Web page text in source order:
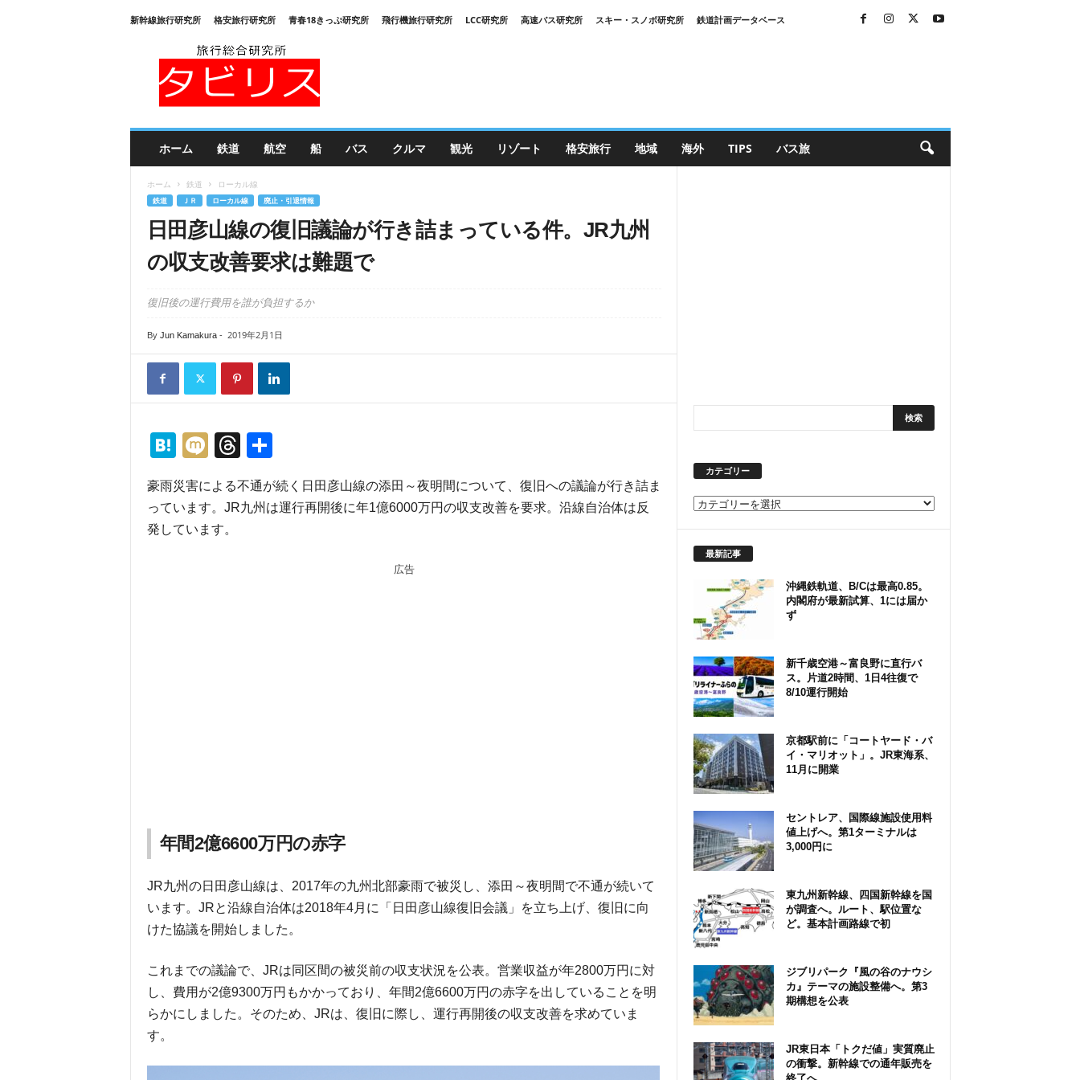
新幹線旅行研究所 格安旅行研究所 青春18きっぷ研究所 飛行機旅行研究所 LCC研究所 高速バス研究所 スキー・スノボ研究所
鉄道計画データベース
ホーム 鉄道 航空 船 バス クルマ 観光 リゾート 格安旅行 地域 海外 TIPS バス旅
ホーム 鉄道 ローカル線
鉄道 ＪＲ ローカル線 廃止・引退情報
日田彦山線の復旧議論が行き詰まっている件。JR九州
の収支改善要求は難題で
復旧後の運行費用を誰が負担するか
By Jun Kamakura- 2019年2月1日
H
e
n
M
T
e
a
豪雨災害による不通が続く日田彦山線の添田～夜明間について、復旧への議論が行き詰ま
っています。JR九州は運行再開後に年1億6000万円の収支改善を要求。沿線自治体は反
発しています。
広告
年間2億6600万円の赤字
JR九州の日田彦山線は、2017年の九州北部豪雨で被災し、添田～夜明間で不通が続いて
います。JRと沿線自治体は2018年4月に「日田彦山線復旧会議」を立ち上げ、復旧に向
けた協議を開始しました。
これまでの議論で、JRは同区間の被災前の収支状況を公表。営業収益が年2800万円に対
し、費用が2億9300万円もかかっており、年間2億6600万円の赤字を出していることを明
らかにしました。そのため、JRは、復旧に際し、運行再開後の収支改善を求めていま
す。
カテゴリー
カ
最新記事
沖縄鉄軌道、B/Cは最高0.85。
内閣府が最新試算、1には届か
ず
新千歳空港～富良野に直行バ
ス。片道2時間、1日4往復で
8/10運行開始
京都駅前に「コートヤード・バ
イ・マリオット」。JR東海系、
11月に開業
セントレア、国際線施設使用料
値上げへ。第1ターミナルは
3,000円に
東九州新幹線、四国新幹線を国
が調査へ。ルート、駅位置な
ど。基本計画路線で初
ジブリパーク『風の谷のナウシ
カ』テーマの施設整備へ。第3
期構想を公表
JR東日本「トクだ値」実質廃止
の衝撃。新幹線での通年販売を